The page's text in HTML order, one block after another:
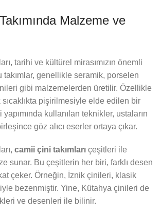
Malzeme ve
tarihi ve kültürel mirasımızın önemli
takımlar, genellikle seramik, porselen
gibi malzemelerden üretilir. Özellikle
pişirilmesiyle elde edilen bir
kullanılan teknikler, ustaların
göz alıcı eserler ortaya çıkar.
camii çini takımları çeşitleri ile
sunar. Bu çeşitlerin her biri, farklı desen
çeker. Örneğin, İznik çinileri, klasik
bezenmiştir. Yine, Kütahya çinileri de
ve desenleri ile bilinir.